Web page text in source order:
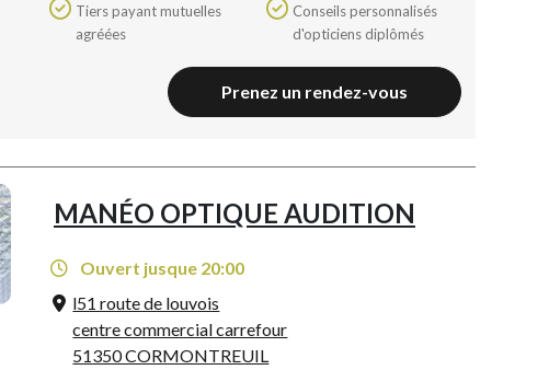
agréées
d'opticiens diplômés
Prenez un rendez-vous
MANÉO OPTIQUE AUDITION
Ouvert jusque 20:00
l51 route de louvois
centre commercial carrefour
51350 CORMONTREUIL